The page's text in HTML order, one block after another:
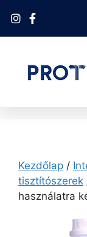
Kezdőlap /
tisztítószerek
használatra